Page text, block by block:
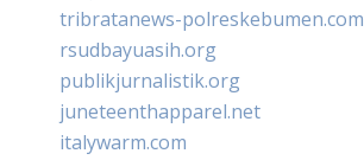
tribratanews-polreskebumen.com
rsudbayuasih.org
publikjurnalistik.org
juneteenthapparel.net
italywarm.com